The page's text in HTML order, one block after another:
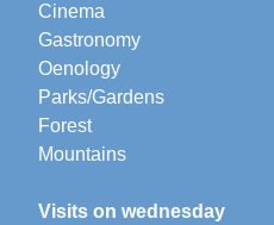
Cinema
Gastronomy
Oenology
Parks/Gardens
Forest
Mountains
Visits on wednesday